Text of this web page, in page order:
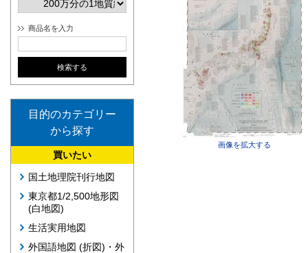
商品名を入力
目的のカテゴリー
から探す
買いたい
国土地理院刊行地図
東京都1/2,500地形図
(白地図)
生活実用地図
外国語地図 (折図)・外
画像を拡大する